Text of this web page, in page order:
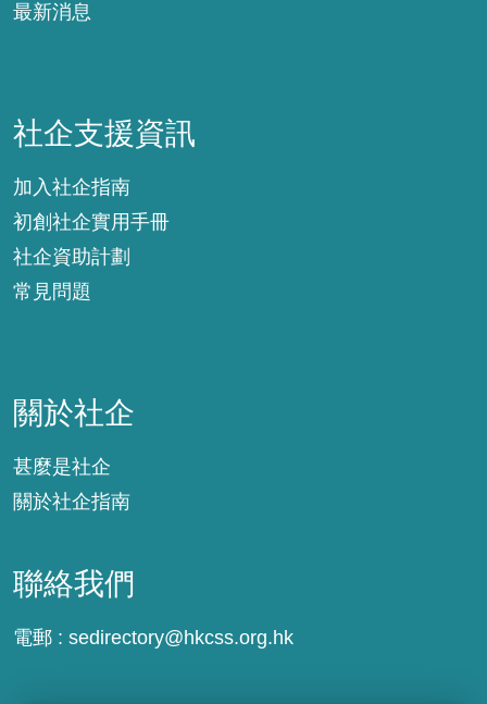
最新消息
社企支援資訊
加入社企指南
初創社企實用手冊
社企資助計劃
常見問題
關於社企
甚麼是社企
關於社企指南
聯絡我們
電郵 : sedirectory@hkcss.org.hk